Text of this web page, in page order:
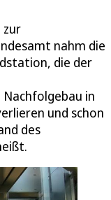
zur
nahm die
die der
in
und schon
des